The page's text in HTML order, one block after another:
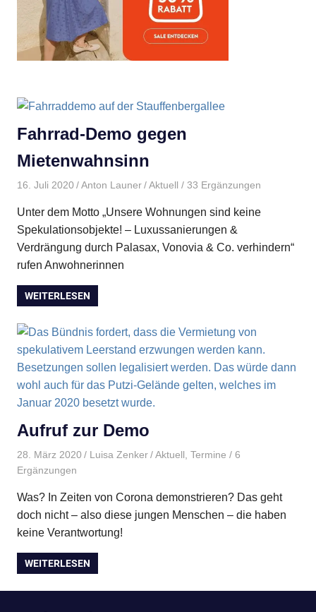
Fahrrad-Demo gegen
Mietenwahnsinn
16. Juli 2020 Anton Launer Aktuell / 33 Ergänzungen
Unter dem Motto „Unsere Wohnungen sind keine
Spekulationsobjekte! – Luxussanierungen &
Verdrängung durch Palasax, Vonovia & Co. verhindern“
rufen Anwohnerinnen
WEITERLESEN
Aufruf zur Demo
28. März 2020 Luisa Zenker Aktuell Termine / 6
Ergänzungen
Was? In Zeiten von Corona demonstrieren? Das geht
doch nicht – also diese jungen Menschen – die haben
keine Verantwortung!
WEITERLESEN